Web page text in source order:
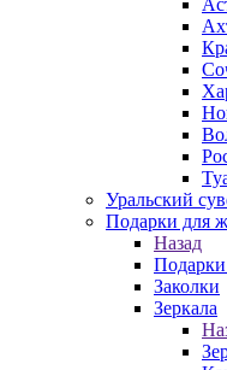
Уральский
Подарки для
Назад
Заколки
Зеркала